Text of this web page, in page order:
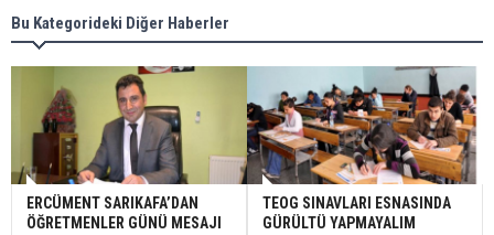
Bu Kategorideki Diğer Haberler
ERCÜMENT SARIKAFA’DAN
ÖĞRETMENLER GÜNÜ MESAJI
TEOG SINAVLARI ESNASINDA
GÜRÜLTÜ YAPMAYALIM